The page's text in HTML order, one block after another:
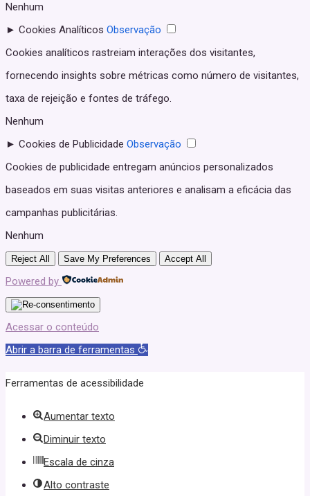
Nenhum
► Cookies Analíticos Observação
Cookies analíticos rastreiam interações dos visitantes,
fornecendo insights sobre métricas como número de visitantes,
taxa de rejeição e fontes de tráfego.
Nenhum
► Cookies de Publicidade Observação
Cookies de publicidade entregam anúncios personalizados
baseados em suas visitas anteriores e analisam a eficácia das
campanhas publicitárias.
Nenhum
Reject All Save My Preferences Accept All
Powered by
Acessar o conteúdo
Abrir a barra de ferramentas
Ferramentas de acessibilidade
Aumentar texto
Diminuir texto
Escala de cinza
Alto contraste